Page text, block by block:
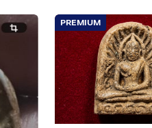
PREMIUM